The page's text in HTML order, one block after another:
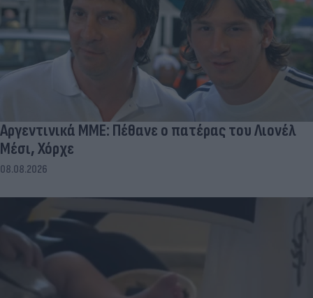
Αργεντινικά ΜΜΕ: Πέθανε ο πατέρας του Λιονέλ
Μέσι, Χόρχε
08.08.2026